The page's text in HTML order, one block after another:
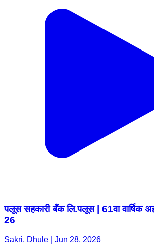
पलूस सहकारी बँक लि.पलूस | 61वा वार्षिक
26
Sakri, Dhule | Jun 28, 2026